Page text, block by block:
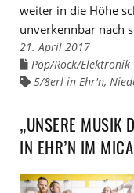
weiter in die Höhe
unverkennbar nach
21. April 2017
Links
den
Pop/Rock/Elektronik
Links
5/8erl in Ehr'n,
„UNSERE MUSIK
IN EHR’N IM